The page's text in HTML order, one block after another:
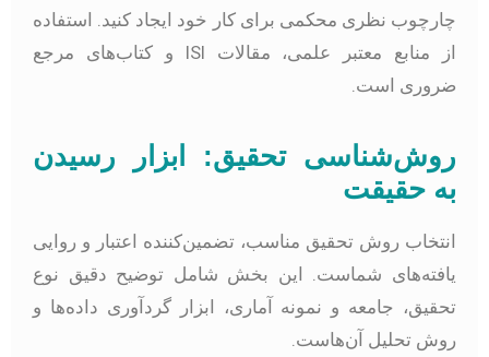
چارچوب نظری محکمی برای کار خود ایجاد کنید. استفاده
از منابع معتبر علمی، مقالات ISI و کتاب‌های مرجع
ضروری است.
روش‌شناسی تحقیق: ابزار رسیدن
به حقیقت
انتخاب روش تحقیق مناسب، تضمین‌کننده اعتبار و روایی
یافته‌های شماست. این بخش شامل توضیح دقیق نوع
تحقیق، جامعه و نمونه آماری، ابزار گردآوری داده‌ها و
روش تحلیل آن‌هاست.